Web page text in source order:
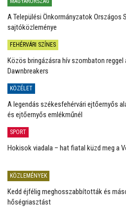
A Települési Önkormányzatok Országos
sajtóközleménye
FEHÉRVÁRI SZÍNES
Közös bringázásra hív szombaton reggel
Dawnbreakers
KÖZÉLET
A legendás székesfehérvári ejtőernyős
és ejtőernyős emlékműnél
SPORT
Hokisok viadala – hat fiatal küzd meg a
KÖZLEMÉNYEK
Kedd éjfélig meghosszabbították és
hőségriasztást